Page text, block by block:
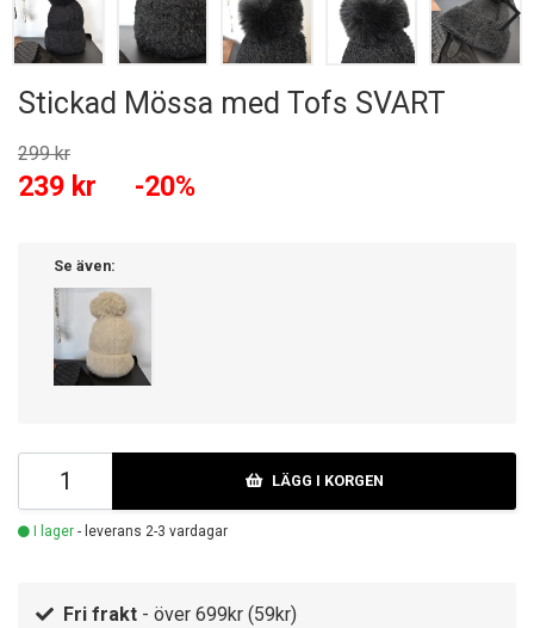
Stickad Mössa med Tofs SVART
299 kr
239 kr -20%
Se även:
LÄGG I KORGEN
I lager - leverans 2-3 vardagar
Fri frakt - över 699kr (59kr)